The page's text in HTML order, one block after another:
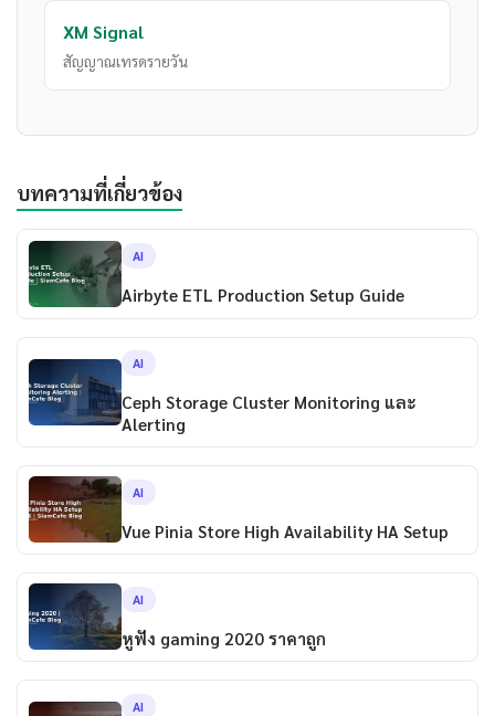
XM Signal
สัญญาณเทรดรายวัน
บทความที่เกี่ยวข้อง
AI
Airbyte ETL Production Setup Guide
AI
Ceph Storage Cluster Monitoring และ
Alerting
AI
Vue Pinia Store High Availability HA Setup
AI
หูฟัง gaming 2020 ราคาถูก
AI